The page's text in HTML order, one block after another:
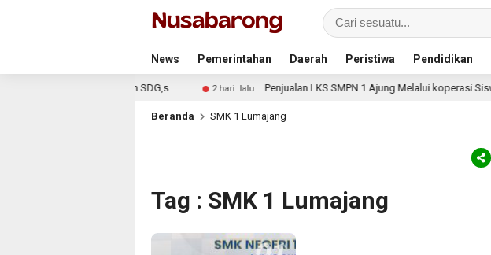
News Pemerintahan Daerah Peristiwa Pendidikan
Bagi Remaja Penerapan SDG,s 2 hari lalu Penjualan LKS SMPN 1 Ajung Melalui koperasi Siswa
Beranda SMK 1 Lumajang
Tag : SMK 1 Lumajang